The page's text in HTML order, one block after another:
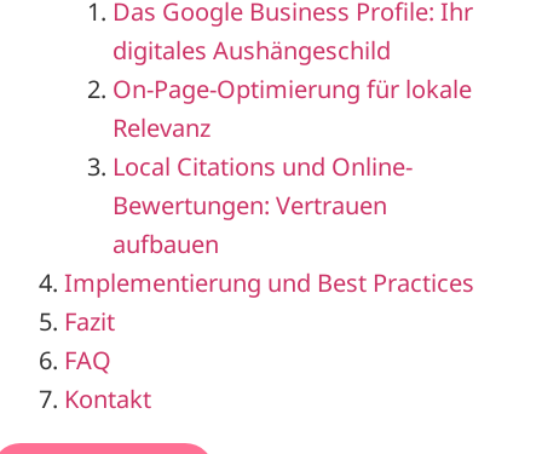
Das Google Business Profile: Ihr
digitales Aushängeschild
On-Page-Optimierung für lokale
Relevanz
Local Citations und Online-
Bewertungen: Vertrauen
aufbauen
Implementierung und Best Practices
Fazit
FAQ
Kontakt